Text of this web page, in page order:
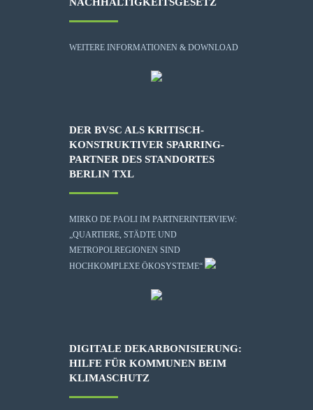
WEITERE INFORMATIONEN & DOWNLOAD
DER BVSC ALS KRITISCH-
KONSTRUKTIVER SPARRING-
PARTNER DES STANDORTES
BERLIN TXL
MIRKO DE PAOLI IM PARTNERINTERVIEW:
„QUARTIERE, STÄDTE UND
METROPOLREGIONEN SIND
HOCHKOMPLEXE ÖKOSYSTEME“
DIGITALE DEKARBONISIERUNG:
HILFE FÜR KOMMUNEN BEIM
KLIMASCHUTZ